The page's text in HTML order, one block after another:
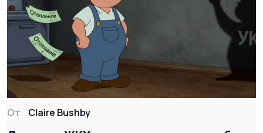
От Claire Bushby